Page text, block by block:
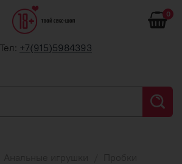
0
Тел: +7(915)5984393